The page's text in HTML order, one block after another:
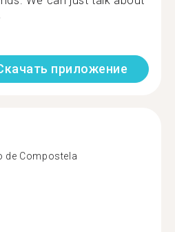
приложение
de Compostela